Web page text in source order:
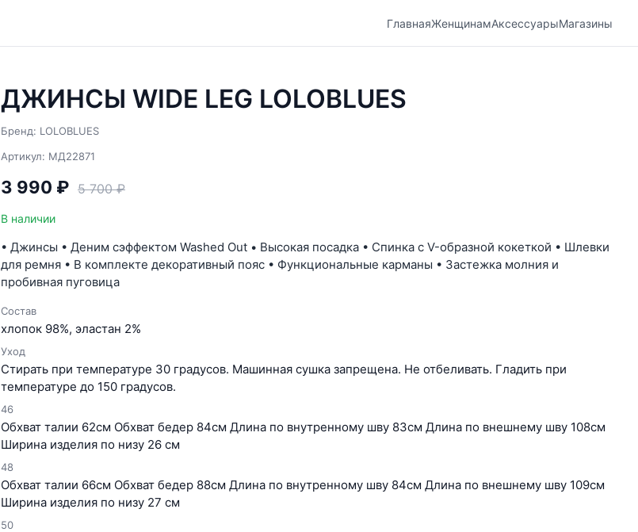
ГлавнаяЖенщинамАксессуарыМагазины
ДЖИНСЫ WIDE LEG LOLOBLUES
Бренд: LOLOBLUES
Артикул: МД22871
3 990 ₽ 5 700 ₽
В наличии
• Джинсы • Деним cэффектом Washed Out • Высокая посадка • Спинка с V-образной кокеткой • Шлевки
для ремня • В комплекте декоративный пояс • Функциональные карманы • Застежка молния и
пробивная пуговица
Состав
хлопок 98%, эластан 2%
Уход
Стирать при температуре 30 градусов. Машинная сушка запрещена. Не отбеливать. Гладить при
температуре до 150 градусов.
46
Обхват талии 62см Обхват бедер 84см Длина по внутренному шву 83см Длина по внешнему шву 108см
Ширина изделия по низу 26 см
48
Обхват талии 66см Обхват бедер 88см Длина по внутренному шву 84см Длина по внешнему шву 109см
Ширина изделия по низу 27 см
50